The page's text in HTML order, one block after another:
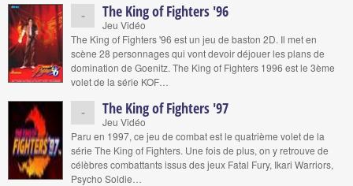
- The King of Fighters '96
Jeu Vidéo
The King of Fighters '96 est un jeu de baston 2D. Il met en
scène 28 personnages qui vont devoir déjouer les plans de
domination de Goenitz. The King of Fighters 1996 est le 3ème
volet de la série KOF…
- The King of Fighters '97
Jeu Vidéo
Paru en 1997, ce jeu de combat est le quatrième volet de la
série The King of Fighters. Une fois de plus, on y retrouve de
célèbres combattants issus des jeux Fatal Fury, Ikari Warriors,
Psycho Soldie…